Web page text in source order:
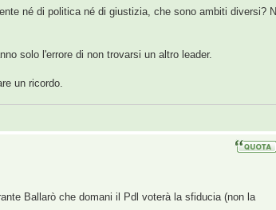
né di politica né di giustizia, che sono ambiti diversi?
solo l'errore di non trovarsi un altro leader.
un ricordo.
Ballarò che domani il Pdl voterà la sfiducia (non la